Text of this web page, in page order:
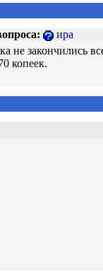
ира
не
копеек.